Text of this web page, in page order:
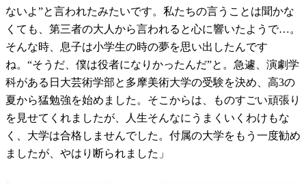
ないよ”と言われたみたいです。私たちの言うことは聞かな
くても、第三者の大人から言われると心に響いたようで…。
そんな時、息子は小学生の時の夢を思い出したんです
ね。“そうだ、僕は役者になりかったんだ”と。急遽、演劇学
科がある日大芸術学部と多摩美術大学の受験を決め、高3の
夏から猛勉強を始めました。そこからは、ものすごい頑張り
を見せてくれましたが、人生そんなにうまくいくわけもな
く、大学は合格しませんでした。付属の大学をもう一度勧め
ましたが、やはり断られました」